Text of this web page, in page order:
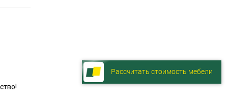
Рассчитать стоимость мебели